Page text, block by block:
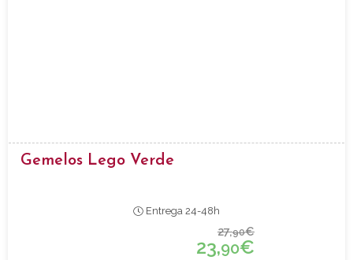
Gemelos Lego Verde
Entrega 24-48h
27,90€
23,90€